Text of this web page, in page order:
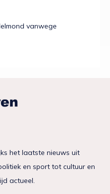
vanwege
het laatste nieuws uit
en sport tot cultuur en
actueel.